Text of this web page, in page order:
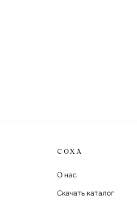
СОХА
О нас
Скачать каталог